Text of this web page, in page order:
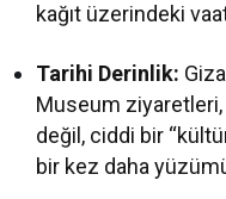
kağıt üzerindeki
Tarihi Derinlik:
Museum
değil, ciddi bir
bir kez daha